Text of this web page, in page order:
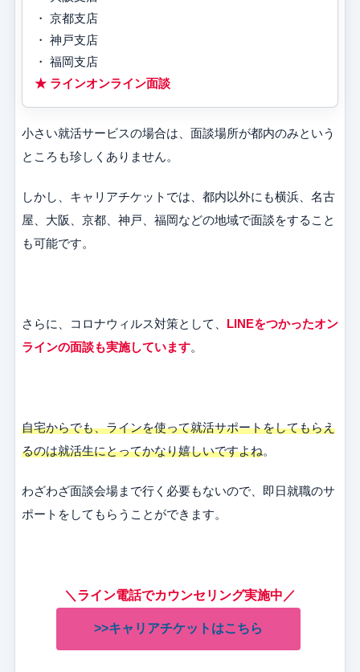
・ 京都支店
・ 神戸支店
・ 福岡支店
★ ラインオンライン面談
小さい就活サービスの場合は、面談場所が都内のみという
ところも珍しくありません。
しかし、キャリアチケットでは、都内以外にも横浜、名古
屋、大阪、京都、神戸、福岡などの地域で面談をすること
も可能です。
さらに、コロナウィルス対策として、 LINEをつかったオン
ラインの面談も実施しています。
自宅からでも、ラインを使って就活サポートをしてもらえ
るのは就活生にとってかなり嬉しいですよね。
わざわざ面談会場まで行く必要もないので、即日就職のサ
ポートをしてもらうことができます。
＼ライン電話でカウンセリング実施中／
>>キャリアチケットはこちら